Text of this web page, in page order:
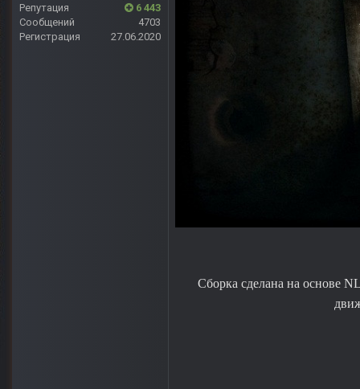
Репутация
6 443
Сообщений
4703
Регистрация
27.06.2020
Сборка сделана на основе